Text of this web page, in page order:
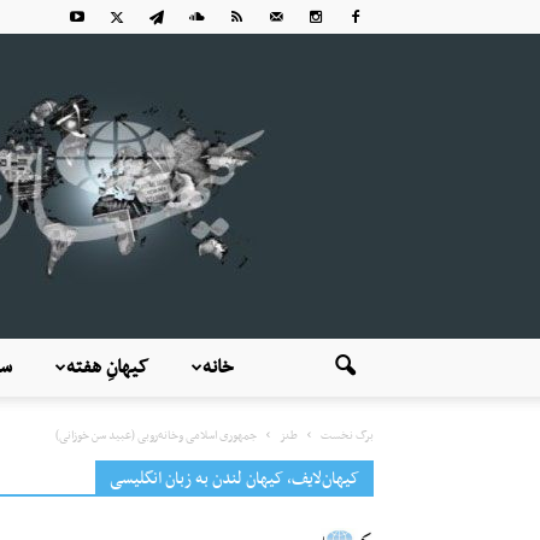
کیهانِ هفته خانه
برگ نخست طنز جمهوری اسلامی وخانه‌روبی (عبید سن خوزانی)
کیهان‌لایف، کیهان لندن به زبان انگلیسی